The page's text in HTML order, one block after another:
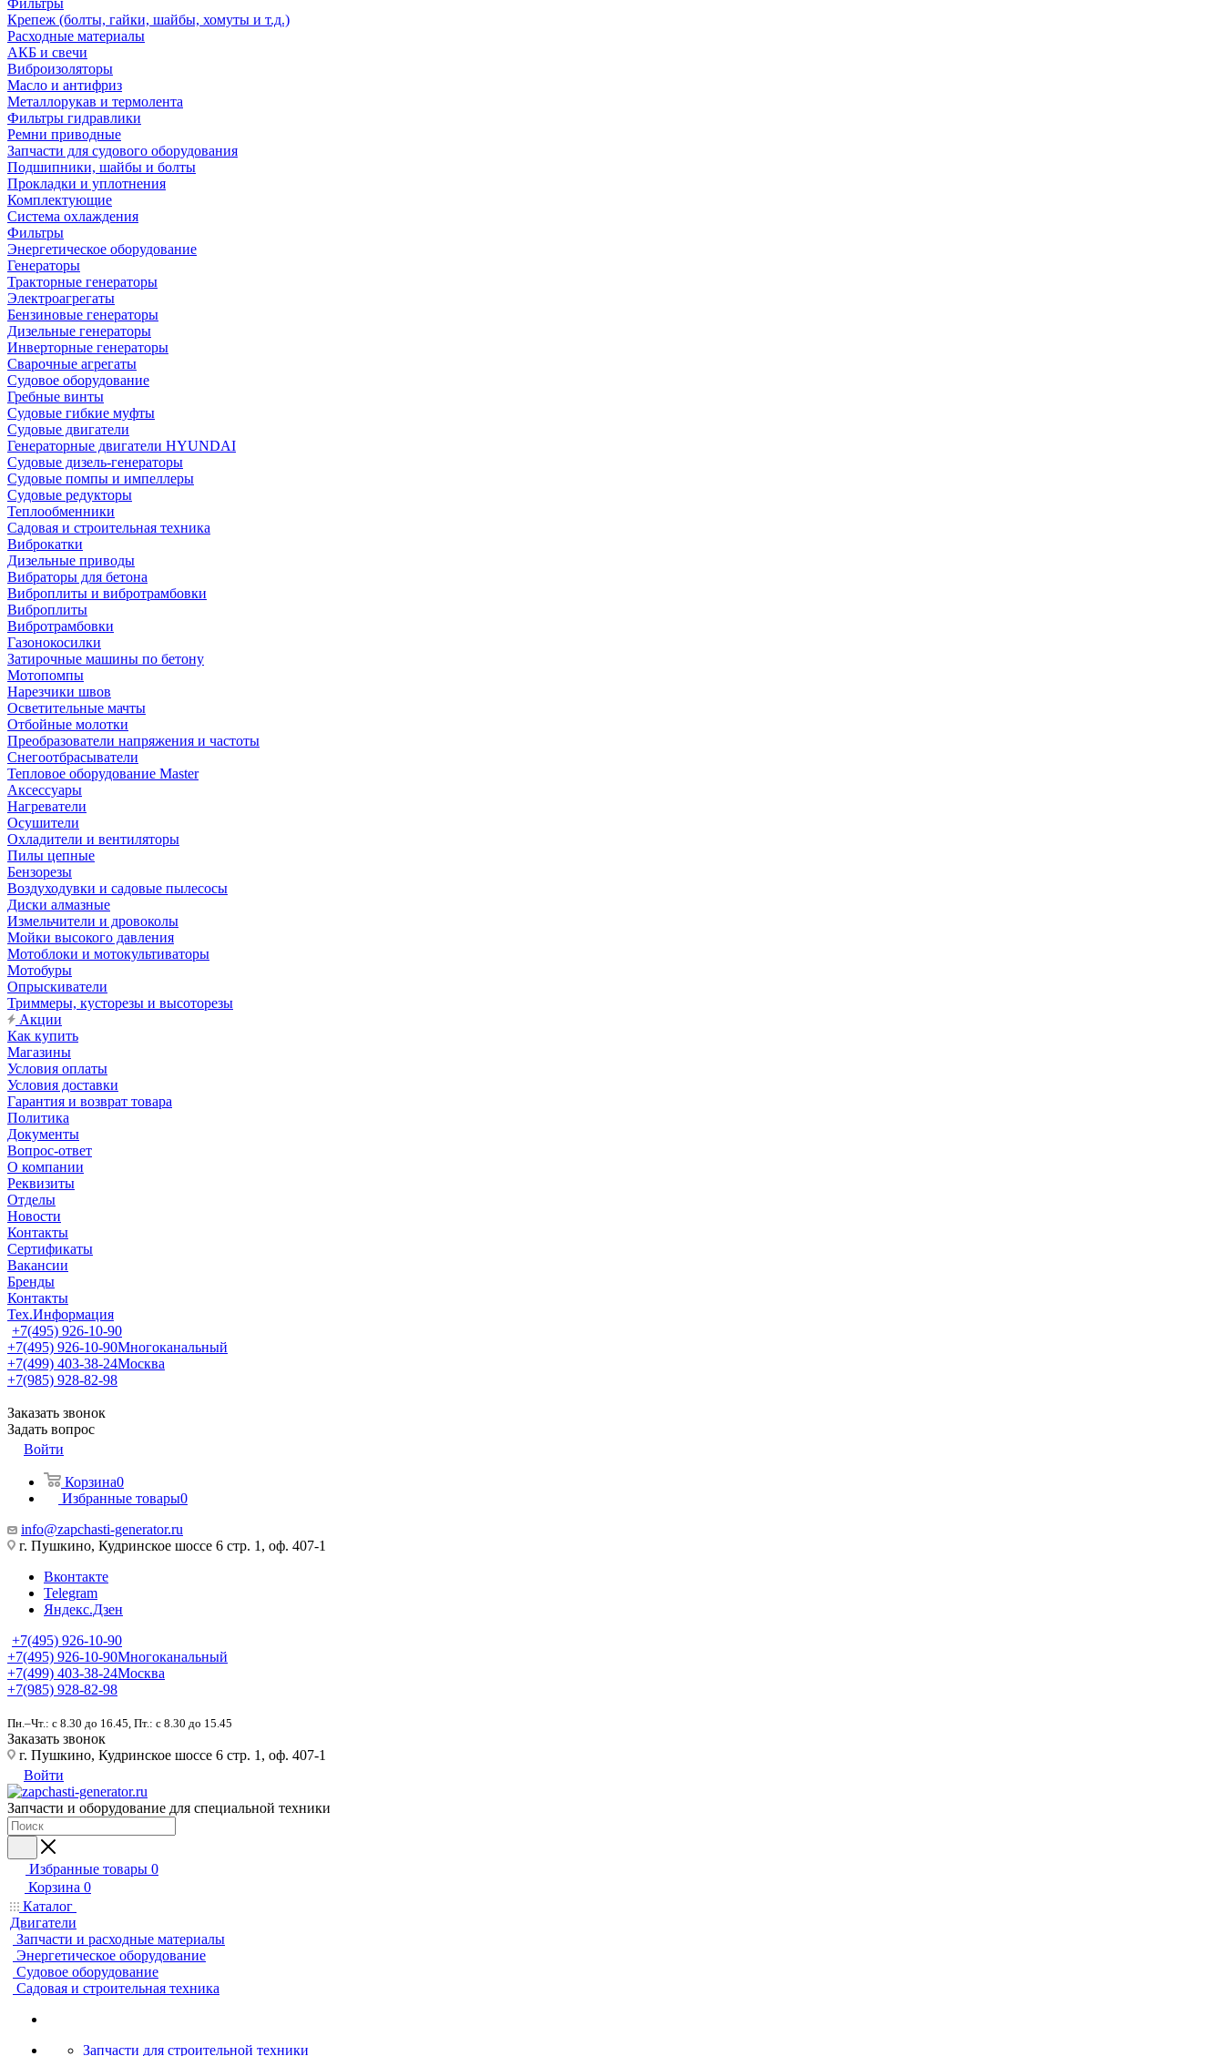
Фильтры
Крепеж (болты, гайки, шайбы, хомуты и т.д.)
Расходные материалы
АКБ и свечи
Виброизоляторы
Масло и антифриз
Металлорукав и термолента
Фильтры гидравлики
Ремни приводные
Запчасти для судового оборудования
Подшипники, шайбы и болты
Прокладки и уплотнения
Комплектующие
Система охлаждения
Фильтры
Энергетическое оборудование
Генераторы
Тракторные генераторы
Электроагрегаты
Бензиновые генераторы
Дизельные генераторы
Инверторные генераторы
Сварочные агрегаты
Судовое оборудование
Гребные винты
Судовые гибкие муфты
Судовые двигатели
Генераторные двигатели HYUNDAI
Судовые дизель-генераторы
Судовые помпы и импеллеры
Судовые редукторы
Теплообменники
Садовая и строительная техника
Виброкатки
Дизельные приводы
Вибраторы для бетона
Виброплиты и вибротрамбовки
Виброплиты
Вибротрамбовки
Газонокосилки
Затирочные машины по бетону
Мотопомпы
Нарезчики швов
Осветительные мачты
Отбойные молотки
Преобразователи напряжения и частоты
Снегоотбрасыватели
Тепловое оборудование Master
Аксессуары
Нагреватели
Осушители
Охладители и вентиляторы
Пилы цепные
Бензорезы
Воздуходувки и садовые пылесосы
Диски алмазные
Измельчители и дровоколы
Мойки высокого давления
Мотоблоки и мотокультиваторы
Мотобуры
Опрыскиватели
Триммеры, кусторезы и высоторезы
Акции
Как купить
Магазины
Условия оплаты
Условия доставки
Гарантия и возврат товара
Политика
Документы
Вопрос-ответ
О компании
Реквизиты
Отделы
Новости
Контакты
Сертификаты
Вакансии
Бренды
Контакты
Тех.Информация
+7(495) 926-10-90
+7(495) 926-10-90Многоканальный
+7(499) 403-38-24Москва
+7(985) 928-82-98
Заказать звонок
Задать вопрос
Войти
Корзина0
Избранные товары0
info@zapchasti-generator.ru
г. Пушкино, Кудринское шоссе 6 стр. 1, оф. 407-1
Вконтакте
Telegram
Яндекс.Дзен
+7(495) 926-10-90
+7(495) 926-10-90Многоканальный
+7(499) 403-38-24Москва
+7(985) 928-82-98
Пн.–Чт.: с 8.30 до 16.45, Пт.: с 8.30 до 15.45
Заказать звонок
г. Пушкино, Кудринское шоссе 6 стр. 1, оф. 407-1
Войти
Запчасти и оборудование для специальной техники
Избранные товары 0
Корзина 0
Каталог
Двигатели
Запчасти и расходные материалы
Энергетическое оборудование
Судовое оборудование
Садовая и строительная техника
Запчасти для строительной техники